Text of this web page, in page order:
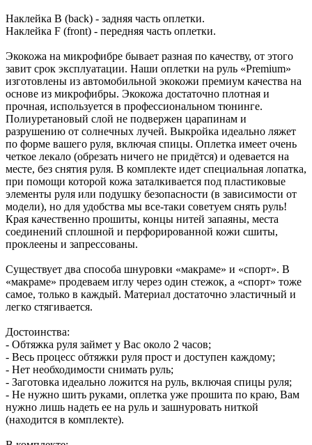
Наклейка B (back) - задняя часть оплетки.
Наклейка F (front) - передняя часть оплетки.
Экокожа на микрофибре бывает разная по качеству, от этого
завит срок эксплуатации. Наши оплетки на руль «Premium»
изготовлены из автомобильной экокожи премиум качества на
основе из микрофибры. Экокожа достаточно плотная и
прочная, используется в профессиональном тюнинге.
Полиуретановый слой не подвержен царапинам и
разрушению от солнечных лучей. Выкройка идеально ляжет
по форме вашего руля, включая спицы. Оплетка имеет очень
четкое лекало (обрезать ничего не придётся) и одевается на
месте, без снятия руля. В комплекте идет специальная лопатка,
при помощи которой кожа заталкивается под пластиковые
элементы руля или подушку безопасности (в зависимости от
модели), но для удобства мы все-таки советуем снять руль!
Края качественно прошиты, концы нитей запаяны, места
соединений сплошной и перфорированной кожи сшиты,
проклеены и запрессованы.
Существует два способа шнуровки «макраме» и «спорт». В
«макраме» продеваем иглу через один стежок, а «спорт» тоже
самое, только в каждый. Материал достаточно эластичный и
легко стягивается.
Достоинства:
- Обтяжка руля займет у Вас около 2 часов;
- Весь процесс обтяжки руля прост и доступен каждому;
- Нет необходимости снимать руль;
- Заготовка идеально ложится на руль, включая спицы руля;
- Не нужно шить руками, оплетка уже прошита по краю, Вам
нужно лишь надеть ее на руль и зашнуровать ниткой
(находится в комплекте).